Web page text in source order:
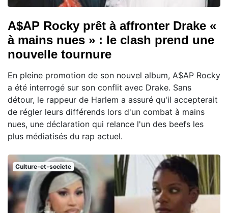
A$AP Rocky prêt à affronter Drake «
à mains nues » : le clash prend une
nouvelle tournure
En pleine promotion de son nouvel album, A$AP Rocky
a été interrogé sur son conflit avec Drake. Sans
détour, le rappeur de Harlem a assuré qu'il accepterait
de régler leurs différends lors d'un combat à mains
nues, une déclaration qui relance l'un des beefs les
plus médiatisés du rap actuel.
Culture-et-societe